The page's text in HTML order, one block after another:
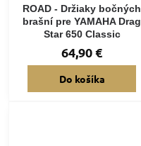
ROAD - Držiaky bočných
brašní pre YAMAHA Drag
Star 650 Classic
64,90 €
Do košíka